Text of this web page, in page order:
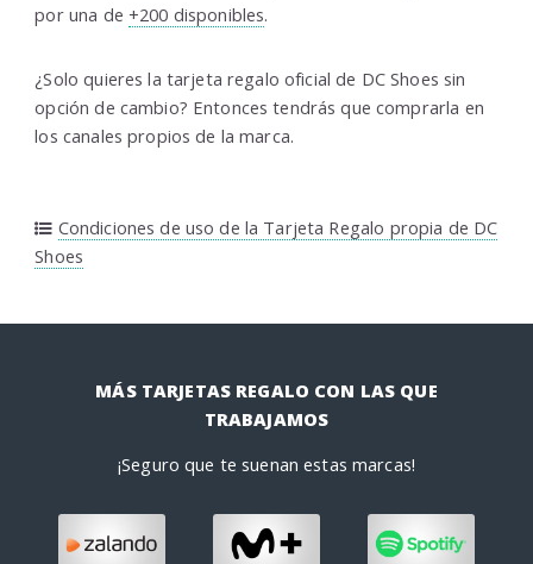
por una de +200 disponibles.
¿Solo quieres la tarjeta regalo oficial de DC Shoes sin
opción de cambio? Entonces tendrás que comprarla en
los canales propios de la marca.
Condiciones de uso de la Tarjeta Regalo propia de DC
Shoes
MÁS TARJETAS REGALO CON LAS QUE
TRABAJAMOS
¡Seguro que te suenan estas marcas!